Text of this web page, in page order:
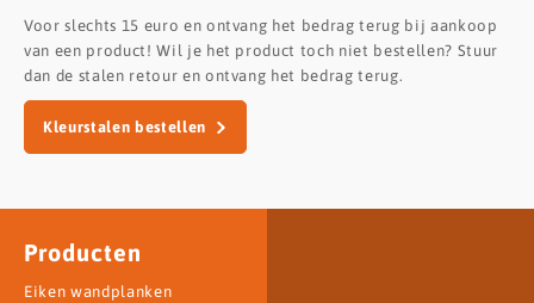
Voor slechts 15 euro en ontvang het bedrag terug bij aankoop
van een product! Wil je het product toch niet bestellen? Stuur
dan de stalen retour en ontvang het bedrag terug.
Kleurstalen bestellen
Producten
Eiken wandplanken